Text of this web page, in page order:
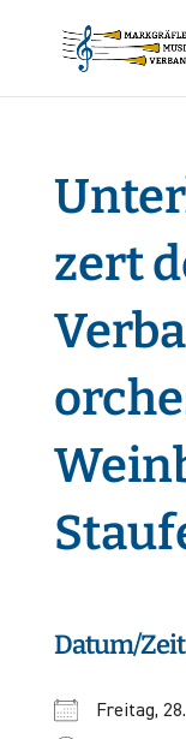
zert
Datum/Zeit
Freitag,